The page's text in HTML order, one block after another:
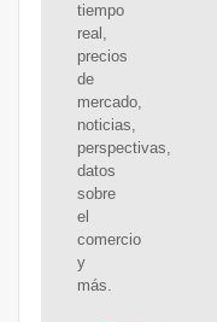
tiempo
real,
precios
de
mercado,
noticias,
perspectivas,
datos
sobre
el
comercio
y
más.